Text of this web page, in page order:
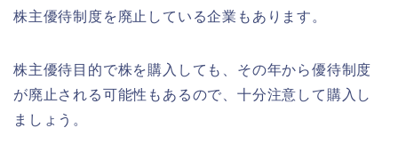
株主優待制度を廃止している企業もあります。
株主優待目的で株を購入しても、その年から優待制度
が廃止される可能性もあるので、十分注意して購入し
ましょう。